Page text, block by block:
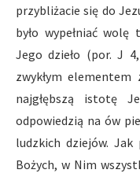
przybliżacie się do
było wypełniać wolę
Jego dzieło (por. J
zwykłym elementem
najgłębszą istotę
odpowiedzią na ów
ludzkich dziejów.
Bożych, w Nim